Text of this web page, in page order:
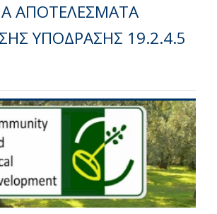
ΑΠΟΤΕΛΕΣΜΑΤΑ
ΥΠΟΔΡΑΣΗΣ 19.2.4.5